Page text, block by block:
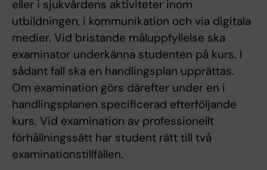
eller i sjukvårdens aktiviteter inom
utbildningen, i kommunikation och via digitala
medier. Vid bristande måluppfyllelse ska
examinator underkänna studenten på kurs. I
sådant fall ska en handlingsplan upprättas.
Om examination görs därefter under en i
handlingsplanen specificerad efterföljande
kurs. Vid examination av professionellt
förhållningssätt har student rätt till två
examinationstillfällen.